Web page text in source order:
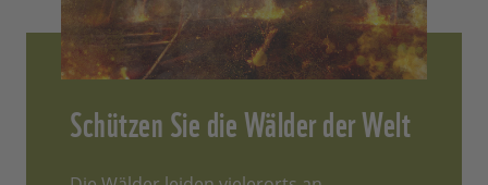
Schützen Sie die Wälder der Welt